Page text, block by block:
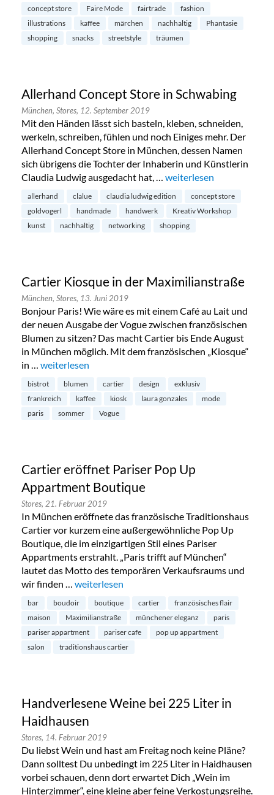
concept store Faire Mode fairtrade
fashion
illustrations
kaffee märchen nachhaltig
Phantasie
shopping
snacks streetstyle träumen
Allerhand Concept Store in Schwabing
München, Stores, 12. September 2019
Mit den Händen lässt sich basteln, kleben, schneiden,
werkeln, schreiben, fühlen und noch Einiges mehr. Der
Allerhand Concept Store in München, dessen Namen
sich übrigens die Tochter der Inhaberin und Künstlerin
Claudia Ludwig ausgedacht hat, … „Allerhand Concept
weiterlesen
allerhand clalue claudia ludwig edition
concept store
goldvogerl
handmade handwerk
Kreativ Workshop
kunst
nachhaltig networking shopping
Cartier Kiosque in der Maximilianstraße
München, Stores, 13. Juni 2019
Bonjour Paris! Wie wäre es mit einem Café au Lait und
der neuen Ausgabe der Vogue zwischen französischen
Blumen zu sitzen? Das macht Cartier bis Ende August
in München möglich. Mit dem französischen „Kiosque“
in … „Cartier Kiosque in der Maximilianstraße“
weiterlesen
bistrot blumen cartier design
exklusiv
frankreich
kaffee kiosk laura gonzales
mode
paris
sommer Vogue
Cartier eröffnet Pariser Pop Up
Appartment Boutique
Stores, 21. Februar 2019
In München eröffnete das französische Traditionshaus
Cartier vor kurzem eine außergewöhnliche Pop Up
Boutique, die im einzigartigen Stil eines Pariser
Appartments erstrahlt. „Paris trifft auf München“
lautet das Motto des temporären Verkaufsraums und
wir finden … „Cartier eröffnet Pariser Pop Up Appartment
weiterlesen
bar boudoir boutique cartier
französisches flair
maison
Maximilianstraße münchener eleganz
paris
pariser appartment
pariser cafe
pop up appartment
salon
traditionshaus cartier
Handverlesene Weine bei 225 Liter in
Haidhausen
Stores, 14. Februar 2019
Du liebst Wein und hast am Freitag noch keine Pläne?
Dann solltest Du unbedingt im 225 Liter in Haidhausen
vorbei schauen, denn dort erwartet Dich „Wein im
Hinterzimmer“, eine kleine aber feine Verkostungsreihe.